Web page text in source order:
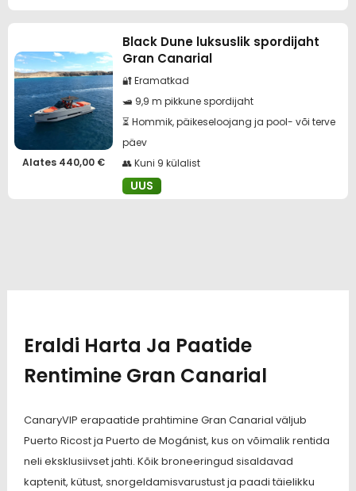
Alates 440,00 €
Black Dune luksuslik spordijaht
Gran Canarial
🔐 Eramatkad
🛥️ 9,9 m pikkune spordijaht
⏳ Hommik, päikeseloojang ja pool- või terve
päev
👥 Kuni 9 külalist
UUS
Eraldi Harta Ja Paatide
Rentimine Gran Canarial
CanaryVIP erapaatide prahtimine Gran Canarial väljub
Puerto Ricost ja Puerto de Mogánist, kus on võimalik rentida
neli eksklusiivset jahti. Kõik broneeringud sisaldavad
kaptenit, kütust, snorgeldamisvarustust ja paadi täielikku